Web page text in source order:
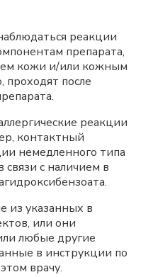
реакции
препарата,
кожи и/или кожным
проходят после
реакции
контактный
немедленного типа
с наличием в
из указанных в
или они
любые другие
в инструкции по
врачу.